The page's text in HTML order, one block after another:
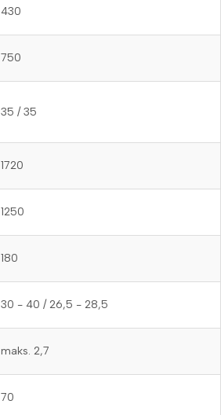
430
750
35 / 35
1720
1250
180
30 - 40 / 26,5 - 28,5
maks. 2,7
70